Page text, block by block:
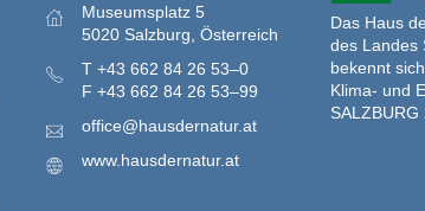
Museumsplatz 5
5020 Salzburg, Österreich
T +43 662 84 26 53–0
F +43 662 84 26 53–99
office@hausdernatur.at
www.hausdernatur.at
Das Haus
des Landes
bekennt
Klima- und
SALZBURG